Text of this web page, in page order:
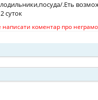
.Еть
суток
коментар про